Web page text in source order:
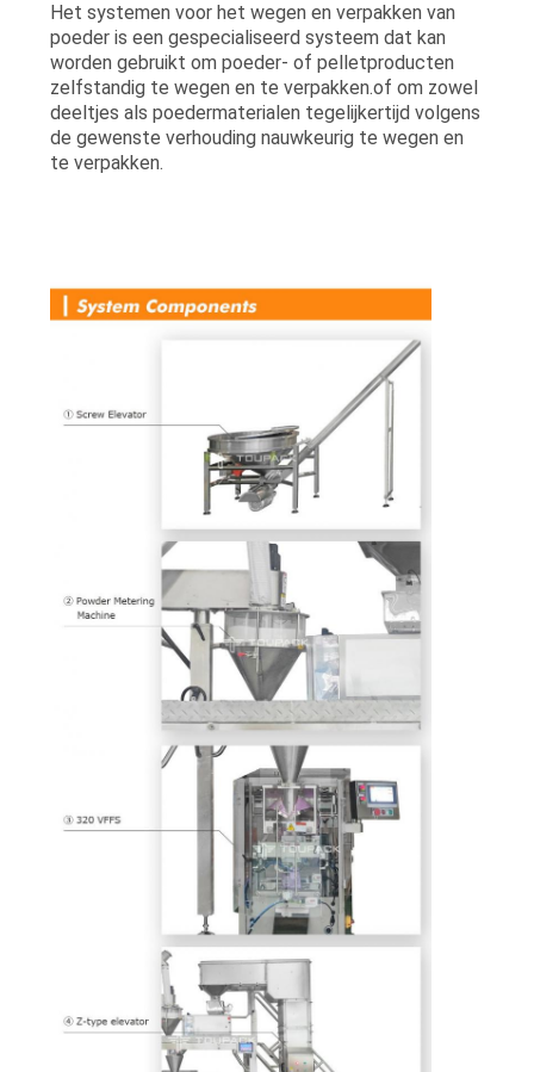
Het systemen voor het wegen en verpakken van
poeder is een gespecialiseerd systeem dat kan
worden gebruikt om poeder- of pelletproducten
zelfstandig te wegen en te verpakken.of om zowel
deeltjes als poedermaterialen tegelijkertijd volgens
de gewenste verhouding nauwkeurig te wegen en
te verpakken.